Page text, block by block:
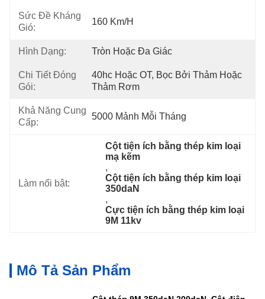
Sức Đề Kháng
Gió:
160 Km/h
Hình Dạng: Tròn Hoặc Đa Giác
Chi Tiết Đóng
Gói:
40hc Hoặc OT, Bọc Bởi Thảm Hoặc
Thảm Rơm
Khả Năng Cung
Cấp:
5000 Mảnh Mỗi Tháng
Làm nổi bật:
Cột tiện ích bằng thép kim loại
mạ kẽm
,
Cột tiện ích bằng thép kim loại
350daN
,
Cực tiện ích bằng thép kim loại
9M 11kv
Mô Tả Sản Phẩm